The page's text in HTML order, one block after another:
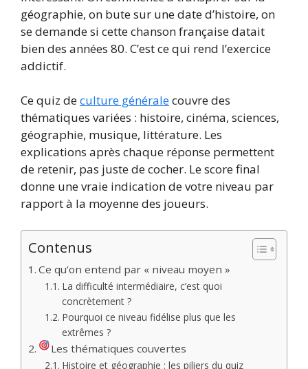
géographie, on bute sur une date d’histoire, on
se demande si cette chanson française datait
bien des années 80. C’est ce qui rend l’exercice
addictif.
Ce quiz deculture généralecouvre des
thématiques variées : histoire, cinéma, sciences,
géographie, musique, littérature. Les
explications après chaque réponse permettent
de retenir, pas juste de cocher. Le score final
donne une vraie indication de votre niveau par
rapport à la moyenne des joueurs.
Contenus
Ce qu’on entend par « niveau moyen »
La difficulté intermédiaire, c’est quoi
concrètement ?
Pourquoi ce niveau fidélise plus que les
extrêmes ?
Les thématiques couvertes
Histoire et géographie : les piliers du quiz